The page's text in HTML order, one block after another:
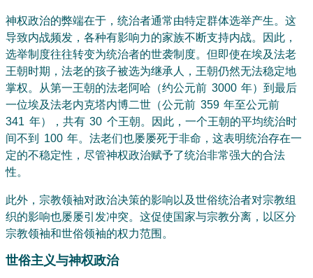
神权政治的弊端在于，统治者通常由特定群体选举产生。这
导致内战频发，各种有影响力的家族不断支持内战。因此，
选举制度往往转变为统治者的世袭制度。但即使在埃及法老
王朝时期，法老的孩子被选为继承人，王朝仍然无法稳定地
掌权。从第一王朝的法老阿哈（约公元前 3000 年）到最后
一位埃及法老内克塔内博二世（公元前 359 年至公元前
341 年），共有 30 个王朝。因此，一个王朝的平均统治时
间不到 100 年。法老们也屡屡死于非命，这表明统治存在一
定的不稳定性，尽管神权政治赋予了统治非常强大的合法
性。
此外，宗教领袖对政治决策的影响以及世俗统治者对宗教组
织的影响也屡屡引发冲突。这促使国家与宗教分离，以区分
宗教领袖和世俗领袖的权力范围。
世俗主义与神权政治